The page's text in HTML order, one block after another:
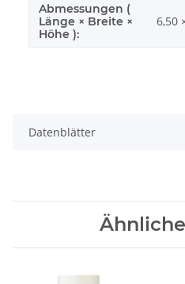
Abmessungen (
Länge × Breite ×
Höhe ):
6,50
Datenblätter